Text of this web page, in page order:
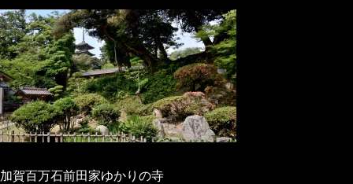
加賀百万石前田家ゆかりの寺